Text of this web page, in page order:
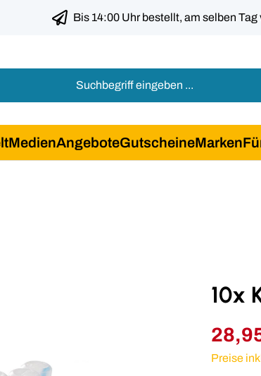
Bis 14:00 Uhr bestellt, am selben Tag
MedienAngeboteGutscheineMarken
10x
Preise